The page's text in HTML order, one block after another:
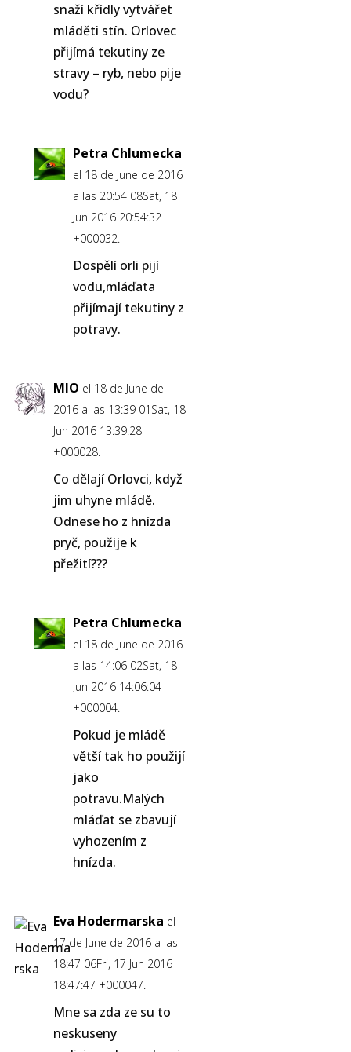
snaží křídly vytvářet
mláděti stín. Orlovec
přijímá tekutiny ze
stravy – ryb, nebo pije
vodu?
Petra Chlumecka
el 18 de June de 2016
a las 20:54 08Sat, 18
Jun 2016 20:54:32
+000032.
Dospělí orli pijí
vodu,mláďata
přijímají tekutiny z
potravy.
MIO el 18 de June de
2016 a las 13:39 01Sat, 18
Jun 2016 13:39:28
+000028.
Co dělají Orlovci, když
jim uhyne mládě.
Odnese ho z hnízda
pryč, použije k
přežití???
Petra Chlumecka
el 18 de June de 2016
a las 14:06 02Sat, 18
Jun 2016 14:06:04
+000004.
Pokud je mládě
větší tak ho použijí
jako
potravu.Malých
mláďat se zbavují
vyhozením z
hnízda.
Eva Hodermarska el
17 de June de 2016 a las
18:47 06Fri, 17 Jun 2016
18:47:47 +000047.
Mne sa zda ze su to
neskuseny